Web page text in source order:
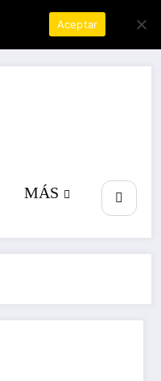
MÁS
Aceptar